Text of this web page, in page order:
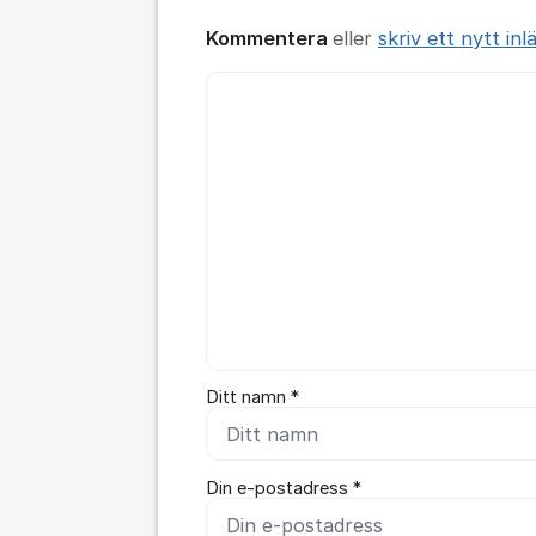
Kommentera eller skriv ett nytt
Ditt namn *
Din e-postadress *